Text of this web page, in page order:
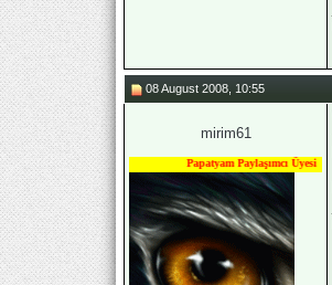
08 August 2008, 10:55
mirim61
Papatyam Paylaşımcı Üyesi